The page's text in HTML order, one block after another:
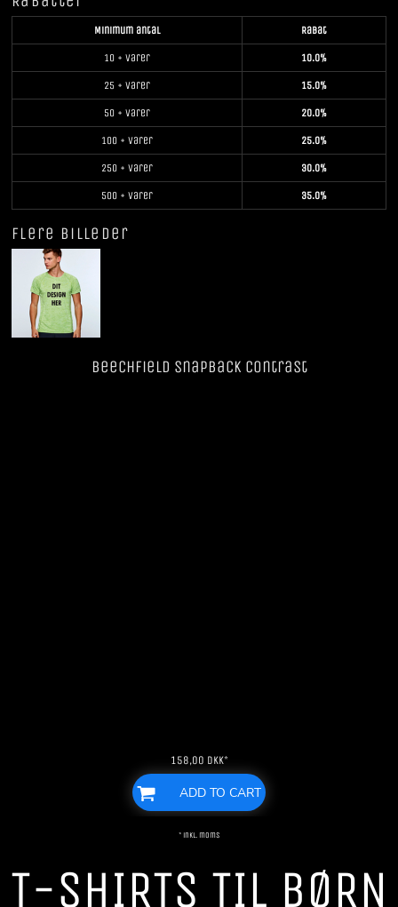
Minimum antal Rabat
10 + varer 10.0%
25 + varer 15.0%
50 + varer 20.0%
100 + varer 25.0%
250 + varer 30.0%
500 + varer 35.0%
Flere billeder
Beechfield SnapBack Contrast
158,00 DKK*
ADD TO CART
* inkl. moms
T-SHIRTS TIL BØRN